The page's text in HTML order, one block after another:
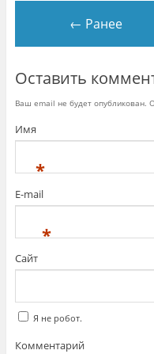
← Ранее
Оставить
Ваш email не будет опубликован.
Имя
*
E-mail
*
Сайт
Я не робот.
Комментарий